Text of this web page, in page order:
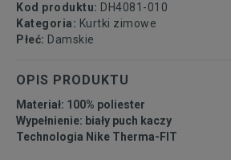
XL
Powiadom o
dostępności
XXL
Powiadom o
dostępności
Kod produktu: DH4081-010
Kategoria: Kurtki zimowe
Płeć: Damskie
OPIS PRODUKTU
Materiał: 100% poliester
Wypełnienie: biały puch kaczy
Technologia Nike Therma-FIT